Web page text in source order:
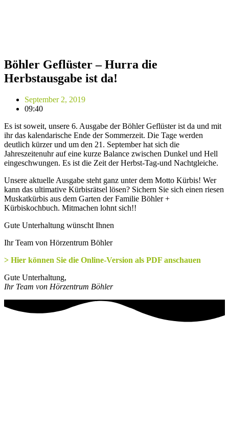
Böhler Geflüster – Hurra die
Herbstausgabe ist da!
September 2, 2019
09:40
Es ist soweit, unsere 6. Ausgabe der Böhler Geflüster ist da und mit
ihr das kalendarische Ende der Sommerzeit. Die Tage werden
deutlich kürzer und um den 21. September hat sich die
Jahreszeitenuhr auf eine kurze Balance zwischen Dunkel und Hell
eingeschwungen. Es ist die Zeit der Herbst-Tag-und Nachtgleiche.
Unsere aktuelle Ausgabe steht ganz unter dem Motto Kürbis! Wer
kann das ultimative Kürbisrätsel lösen? Sichern Sie sich einen riesen
Muskatkürbis aus dem Garten der Familie Böhler +
Kürbiskochbuch. Mitmachen lohnt sich!!
Gute Unterhaltung wünscht Ihnen
Ihr Team von Hörzentrum Böhler
> Hier können Sie die Online-Version als PDF anschauen
Gute Unterhaltung,
Ihr Team von Hörzentrum Böhler